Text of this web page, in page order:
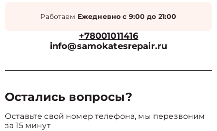
Работаем Ежедневно с 9:00 до 21:00
+78001011416
info@samokatesrepair.ru
Остались вопросы?
Оставьте свой номер телефона, мы перезвоним
за 15 минут